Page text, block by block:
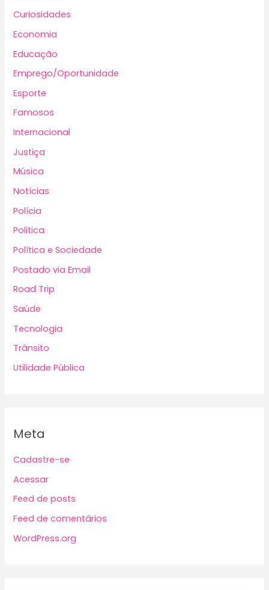
Curiosidades
Economia
Educação
Emprego/Oportunidade
Esporte
Famosos
Internacional
Justiça
Música
Notícias
Polícia
Politica
Política e Sociedade
Postado via Email
Road Trip
Saúde
Tecnologia
Trânsito
Utilidade Pública
Meta
Cadastre-se
Acessar
Feed de posts
Feed de comentários
WordPress.org